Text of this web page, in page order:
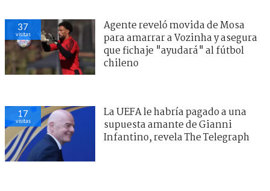
37
visitas
Agente reveló movida de Mosa
para amarrar a Vozinha y asegura
que fichaje "ayudará" al fútbol
chileno
17
visitas
La UEFA le habría pagado a una
supuesta amante de Gianni
Infantino, revela The Telegraph